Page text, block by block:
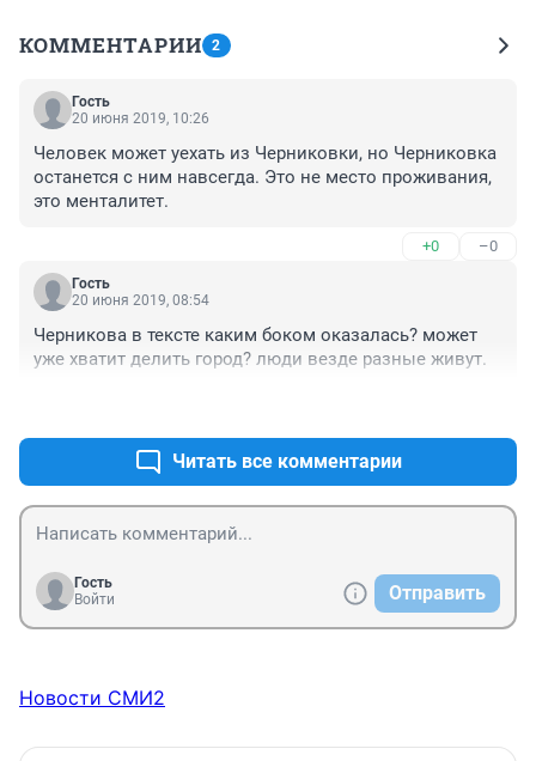
КОММЕНТАРИИ 2
Гость
20 июня 2019, 10:26
Человек может уехать из Черниковки, но Черниковка
останется с ним навсегда. Это не место проживания,
это менталитет.
+0 –0
Гость
20 июня 2019, 08:54
Черникова в тексте каким боком оказалась? может
уже хватит делить город? люди везде разные живут.
Читать все комментарии
Гость
Войти
Отправить
Новости СМИ2